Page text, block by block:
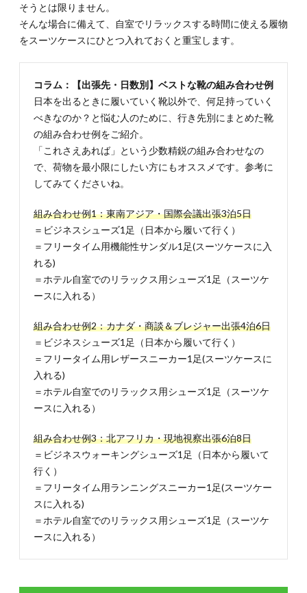
3.1.
3-1. 靴
が濡れ
の応急
法
3.2.
3-2.シ
ューケ
アでき
なくて
も靴を
傷みに
る方法
3.3.
3-3.靴
の匂い
3.4.
もしっ
かり靴
をいた
法
まと
TPO
に合
った
靴で
快適
な海
張
を！
そうとは限りません。
そんな場合に備えて、自室でリラックスする時間に使える履物
をスーツケースにひとつ入れておくと重宝します。
コラム：【出張先・日数別】ベストな靴の組み合わせ例
日本を出るときに履いていく靴以外で、何足持っていく
べきなのか？と悩む人のために、行き先別にまとめた靴
の組み合わせ例をご紹介。
「これさえあれば」という少数精鋭の組み合わせなの
で、荷物を最小限にしたい方にもオススメです。参考に
してみてくださいね。
組み合わせ例1：東南アジア・国際会議出張3泊5日
＝ビジネスシューズ1足（日本から履いて行く）
＝フリータイム用機能性サンダル1足(スーツケースに入
れる)
＝ホテル自室でのリラックス用シューズ1足（スーツケ
ースに入れる）
組み合わせ例2：カナダ・商談＆ブレジャー出張4泊6日
＝ビジネスシューズ1足（日本から履いて行く）
＝フリータイム用レザースニーカー1足(スーツケースに
入れる)
＝ホテル自室でのリラックス用シューズ1足（スーツケ
ースに入れる）
組み合わせ例3：北アフリカ・現地視察出張6泊8日
＝ビジネスウォーキングシューズ1足（日本から履いて
行く）
＝フリータイム用ランニングスニーカー1足(スーツケー
スに入れる)
＝ホテル自室でのリラックス用シューズ1足（スーツケ
ースに入れる）